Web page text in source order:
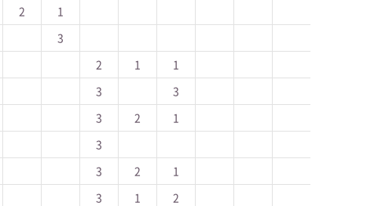
2
1
3
2 1
1
3
3
3 2
1
3
3 2
1
3 1
2